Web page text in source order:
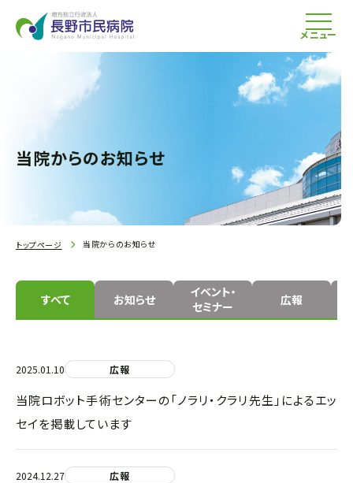
メニュー
当院からのお知らせ
トップページ 当院からのお知らせ
すべて お知らせ
イベント・
セミナー
広報
2025.01.10 広報
当院ロボット手術センターの「ノラリ・クラリ先生」によるエッ
セイを掲載しています
2024.12.27 広報